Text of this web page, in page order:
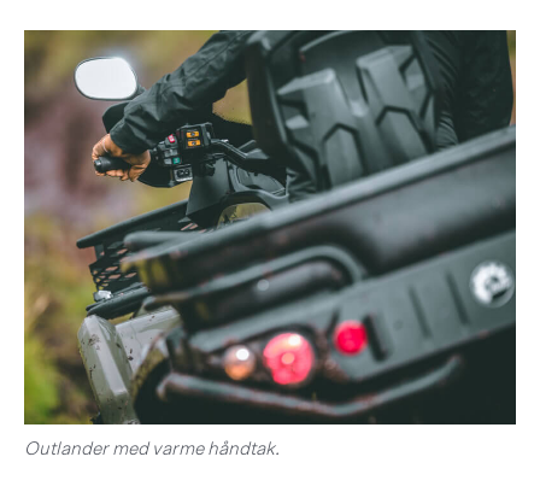
Outlander med varme håndtak.